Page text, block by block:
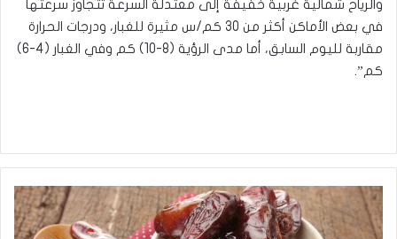
والرياح شمالية غربية خفيفة إلى معتدلة السرعة تتجاوز سرعتها
في بعض الأماكن أكثر من 30 كم/س مثيرة للغبار، ودرجات الحرارة
مقاربة لليوم السابق، أما مدى الرؤية (8-10) كم وفي الغبار (4-6)
كم”.
فوائد
غير
متوقعة